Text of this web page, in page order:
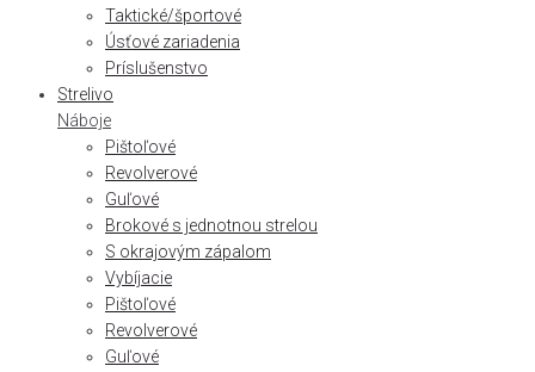
Taktické/športové
Úsťové zariadenia
Príslušenstvo
Strelivo
Náboje
Pištoľové
Revolverové
Guľové
Brokové s jednotnou strelou
S okrajovým zápalom
Vybíjacie
Pištoľové
Revolverové
Guľové